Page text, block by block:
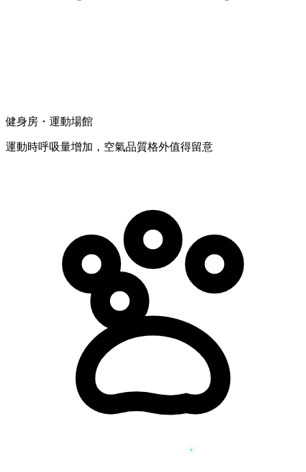
健身房・運動場館
運動時呼吸量增加，空氣品質格外值得留意